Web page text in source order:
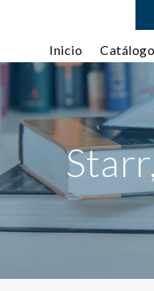
Inicio Catálogo